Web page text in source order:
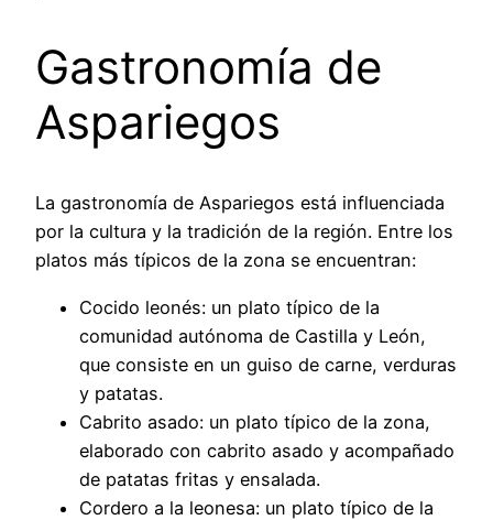
Gastronomía de
Aspariegos
La gastronomía de Aspariegos está influenciada
por la cultura y la tradición de la región. Entre los
platos más típicos de la zona se encuentran:
Cocido leonés: un plato típico de la
comunidad autónoma de Castilla y León,
que consiste en un guiso de carne, verduras
y patatas.
Cabrito asado: un plato típico de la zona,
elaborado con cabrito asado y acompañado
de patatas fritas y ensalada.
Cordero a la leonesa: un plato típico de la